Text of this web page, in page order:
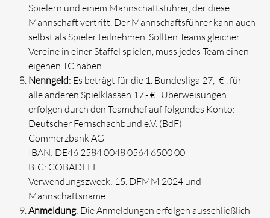
Spielern und einem Mannschaftsführer, der diese
Mannschaft vertritt. Der Mannschaftsführer kann auch
selbst als Spieler teilnehmen. Sollten Teams gleicher
Vereine in einer Staffel spielen, muss jedes Team einen
eigenen TC haben.
Nenngeld: Es beträgt für die 1. Bundesliga 27,- € , für
alle anderen Spielklassen 17,- € . Überweisungen
erfolgen durch den Teamchef auf folgendes Konto:
Deutscher Fernschachbund e.V. (BdF)
Commerzbank AG
IBAN: DE46 2584 0048 0564 6500 00
BIC: COBADEFF
Verwendungszweck: 15. DFMM 2024 und
Mannschaftsname
Anmeldung: Die Anmeldungen erfolgen ausschließlich